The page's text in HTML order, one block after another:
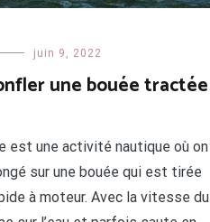
juin 9, 2022
une bouée tractée
est une activité nautique où on
sur une bouée qui est tirée
à moteur. Avec la vitesse du